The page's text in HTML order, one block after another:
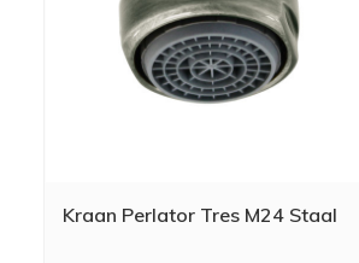
Kraan Perlator Tres M24 Staal